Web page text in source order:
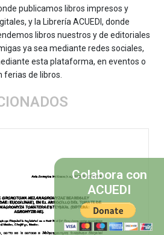
publicamos libros impresos y
y la Librería ACUEDI, donde
libros nuestros y de editoriales
ya sea mediante redes sociales,
esta plataforma, en eventos o
ferias de libros.
Colabora con
ACUEDI